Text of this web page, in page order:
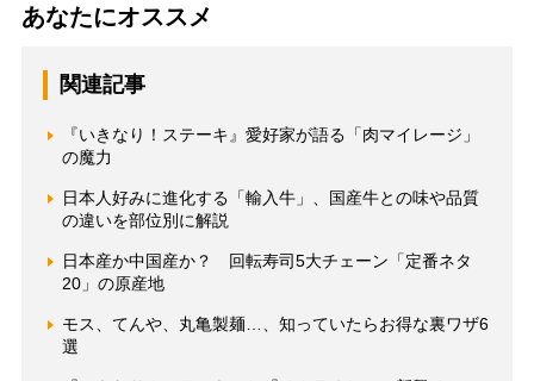
あなたにオススメ
関連記事
『いきなり！ステーキ』愛好家が語る「肉マイレージ」
の魔力
日本人好みに進化する「輸入牛」、国産牛との味や品質
の違いを部位別に解説
日本産か中国産か？ 回転寿司5大チェーン「定番ネタ
20」の原産地
モス、てんや、丸亀製麺…、知っていたらお得な裏ワザ6
選